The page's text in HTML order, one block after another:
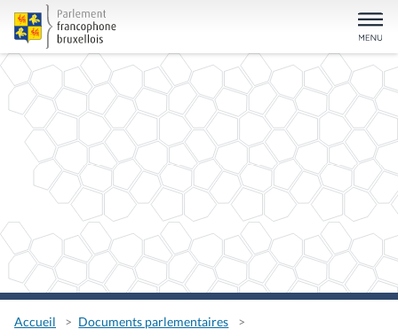
Accueil
Documents parlementaires